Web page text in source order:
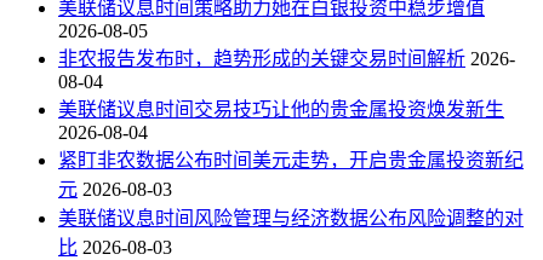
美联储议息时间策略助力她在白银投资中稳步增值
2026-08-05
非农报告发布时，趋势形成的关键交易时间解析 2026-
08-04
美联储议息时间交易技巧让他的贵金属投资焕发新生
2026-08-04
紧盯非农数据公布时间美元走势，开启贵金属投资新纪
元 2026-08-03
美联储议息时间风险管理与经济数据公布风险调整的对
比 2026-08-03